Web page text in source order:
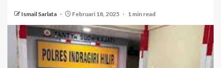
Ismail Sarlata Februari 18, 2025 1 min read